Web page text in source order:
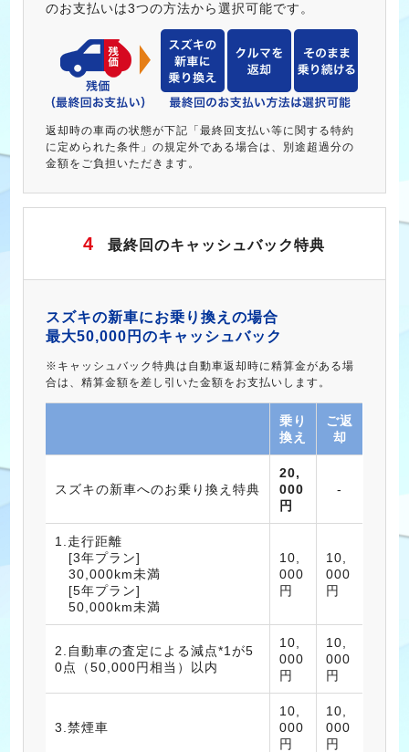
のお支払いは3つの方法から選択可能です。
返却時の車両の状態が下記「最終回支払い等に関する特約
に定められた条件」の規定外である場合は、別途超過分の
金額をご負担いただきます。
4 最終回のキャッシュバック特典
スズキの新車にお乗り換えの場合
最大50,000円のキャッシュバック
※キャッシュバック特典は自動車返却時に精算金がある場
合は、精算金額を差し引いた金額をお支払いします。
乗り
換え
ご返
却
スズキの新車へのお乗り換え特典
20,
000
円
-
1.走行距離
[3年プラン]
30,000km未満
[5年プラン]
50,000km未満
10,
000
円
10,
000
円
2.自動車の査定による減点*1が5
0点（50,000円相当）以内
10,
000
円
10,
000
円
3.禁煙車
10,
000
円
10,
000
円